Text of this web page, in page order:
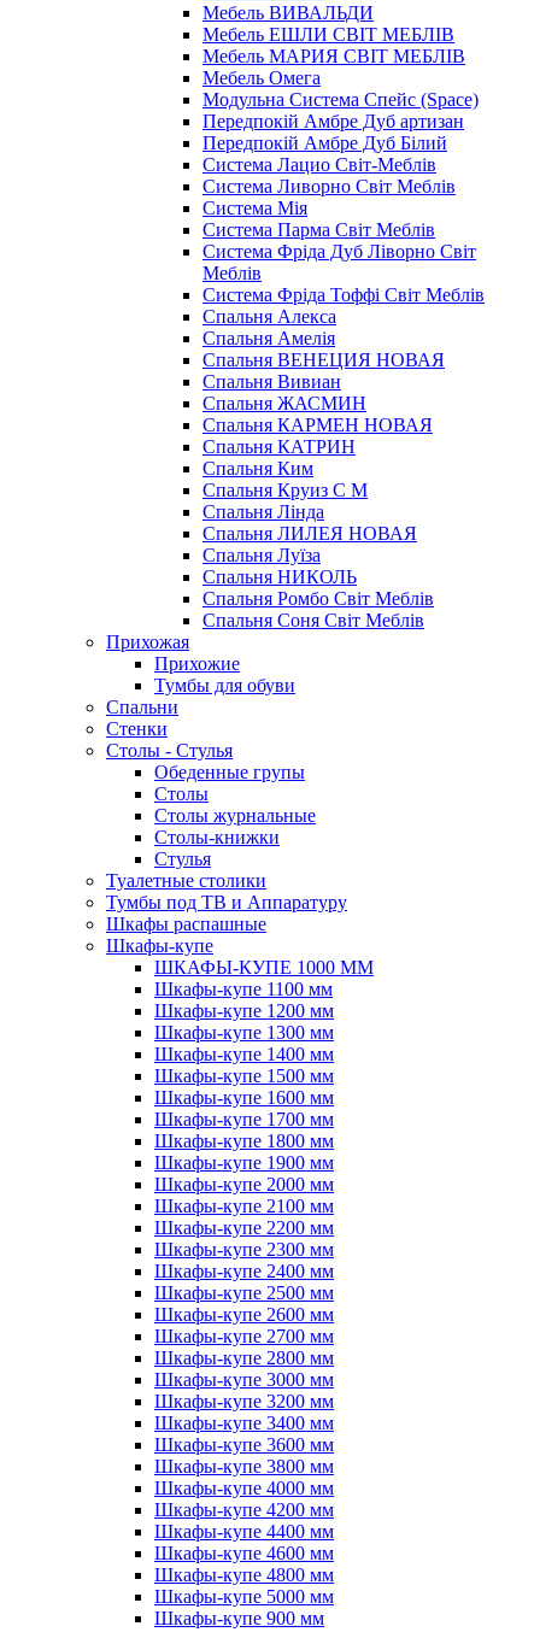
Мебель ВИВАЛЬДИ
Мебель ЕШЛИ СВІТ МЕБЛІВ
Мебель МАРИЯ СВІТ МЕБЛІВ
Мебель Омега
Модульна Cистема Спейс (Space)
Передпокій Амбре Дуб артизан
Передпокій Амбре Дуб Білий
Система Лацио Світ-Меблів
Система Ливорно Світ Меблів
Система Мія
Система Парма Свiт Меблiв
Система Фріда Дуб Ліворно Світ
Меблів
Система Фріда Тоффі Світ Меблів
Спальня Алекса
Спальня Амелія
Спальня ВЕНЕЦИЯ НОВАЯ
Спальня Вивиан
Спальня ЖАСМИН
Спальня КАРМЕН НОВАЯ
Спальня КАТРИН
Спальня Ким
Спальня Круиз С М
Спальня Лінда
Спальня ЛИЛЕЯ НОВАЯ
Спальня Луїза
Спальня НИКОЛЬ
Спальня Ромбо Світ Меблів
Спальня Соня Світ Меблів
Прихожая
Прихожие
Тумбы для обуви
Спальни
Стенки
Столы - Стулья
Обеденные групы
Столы
Столы журнальные
Столы-книжки
Стулья
Туалетные столики
Тумбы под ТВ и Аппаратуру
Шкафы распашные
Шкафы-купе
ШКАФЫ-КУПЕ 1000 ММ
Шкафы-купе 1100 мм
Шкафы-купе 1200 мм
Шкафы-купе 1300 мм
Шкафы-купе 1400 мм
Шкафы-купе 1500 мм
Шкафы-купе 1600 мм
Шкафы-купе 1700 мм
Шкафы-купе 1800 мм
Шкафы-купе 1900 мм
Шкафы-купе 2000 мм
Шкафы-купе 2100 мм
Шкафы-купе 2200 мм
Шкафы-купе 2300 мм
Шкафы-купе 2400 мм
Шкафы-купе 2500 мм
Шкафы-купе 2600 мм
Шкафы-купе 2700 мм
Шкафы-купе 2800 мм
Шкафы-купе 3000 мм
Шкафы-купе 3200 мм
Шкафы-купе 3400 мм
Шкафы-купе 3600 мм
Шкафы-купе 3800 мм
Шкафы-купе 4000 мм
Шкафы-купе 4200 мм
Шкафы-купе 4400 мм
Шкафы-купе 4600 мм
Шкафы-купе 4800 мм
Шкафы-купе 5000 мм
Шкафы-купе 900 мм